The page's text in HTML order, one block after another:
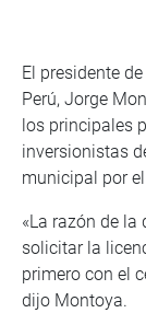
El presidente
Perú, Jorge
los principales
inversionistas
municipal por
«La razón de la
solicitar la
primero con el
dijo Montoya.